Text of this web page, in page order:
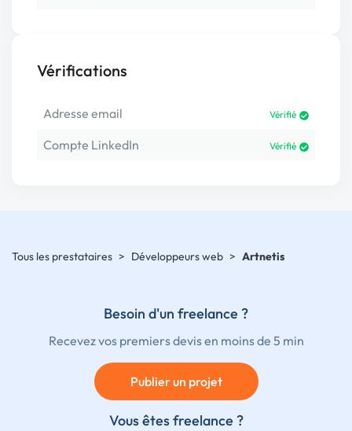
Vérifications
Adresse email Vérifié
Compte LinkedIn Vérifié
Tous les prestataires > Développeurs web > Artnetis
Besoin d'un freelance ?
Recevez vos premiers devis en moins de 5 min
Publier un projet
Vous êtes freelance ?